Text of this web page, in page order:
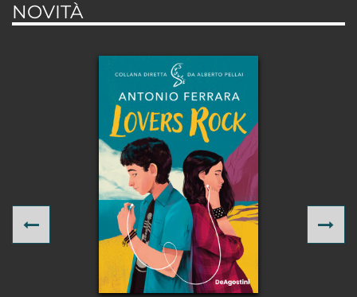
NOVITÀ
Previous